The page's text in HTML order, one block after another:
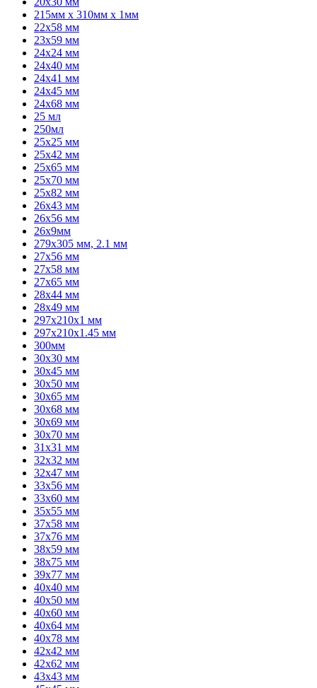
215мм х 310мм x 1мм
22x58 мм
23x59 мм
24x24 мм
24x40 мм
24x41 мм
24x45 мм
24x68 мм
25 мл
250мл
25x25 мм
25x42 мм
25x65 мм
25x70 мм
25x82 мм
26x43 мм
26x56 мм
26х9мм
279x305 мм, 2.1 мм
27x56 мм
27x58 мм
27x65 мм
28x44 мм
28x49 мм
297x210x1 мм
297x210x1.45 мм
300мм
30x30 мм
30x45 мм
30x50 мм
30x65 мм
30x68 мм
30x69 мм
30x70 мм
31x31 мм
32x32 мм
32x47 мм
33x56 мм
33x60 мм
35x55 мм
37x58 мм
37x76 мм
38x59 мм
38x75 мм
39x77 мм
40x40 мм
40x50 мм
40x60 мм
40x64 мм
40x78 мм
42x42 мм
42x62 мм
43x43 мм